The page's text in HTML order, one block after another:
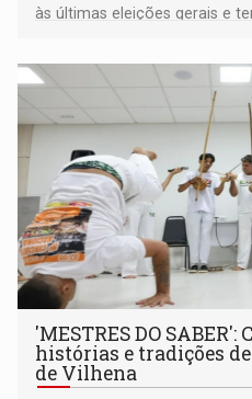
às últimas eleições gerais e
'MESTRES DO
histórias e tradições
de Vilhena